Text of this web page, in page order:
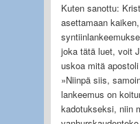
Kuten sanottu:
asettamaan
joka tätä luet, voit
uskoa mitä
»Niinpä siis,
lankeemus on
kadotukseksi, niin